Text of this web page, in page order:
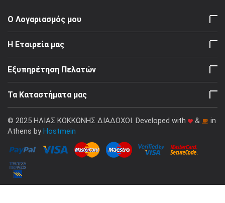
Ο Λογαριασμός μου
Η Εταιρεία μας
Εξυπηρέτηση Πελατών
Τα Καταστήματα μας
© 2025 ΗΛΙΑΣ ΚΟΚΚΩΝΗΣ ΔΙΑΔΟΧΟΙ. Developed with &
in
Athens by Hostmein